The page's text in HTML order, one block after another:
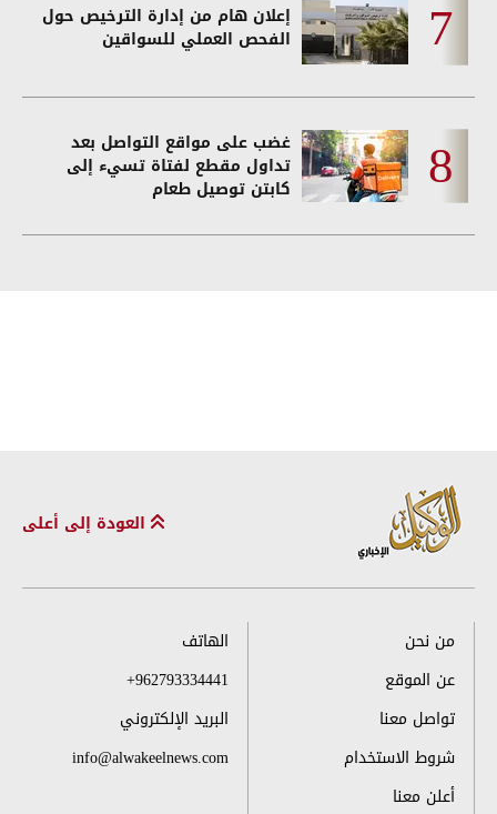
إعلان هام من إدارة الترخيص حول
الفحص العملي للسواقين
غضب على مواقع التواصل بعد
تداول مقطع لفتاة تسيء إلى
كابتن توصيل طعام
العودة إلى أعلى
من نحن
عن الموقع
تواصل معنا
شروط الاستخدام
أعلن معنا
الهاتف
+962793334441
البريد الإلكتروني
info@alwakeelnews.com